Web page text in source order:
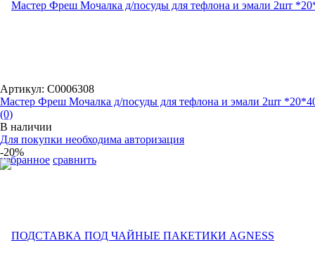
избранное сравнить
Артикул: С0006308
Мастер Фреш Мочалка д/посуды для тефлона и эмали 2шт
(0)
В наличии
Для покупки необходима авторизация
-20%